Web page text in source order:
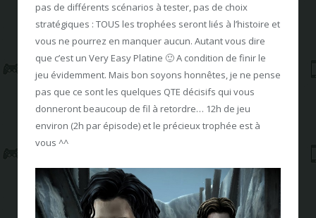
pas de différents scénarios à tester, pas de choix
stratégiques : TOUS les trophées seront liés à l’histoire et
vous ne pourrez en manquer aucun. Autant vous dire
que c’est un Very Easy Platine 🙂 A condition de finir le
jeu évidemment. Mais bon soyons honnêtes, je ne pense
pas que ce sont les quelques QTE décisifs qui vous
donneront beaucoup de fil à retordre… 12h de jeu
environ (2h par épisode) et le précieux trophée est à
vous ^^